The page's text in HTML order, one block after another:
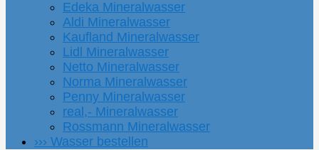
Edeka Mineralwasser
Aldi Mineralwasser
Kaufland Mineralwasser
Lidl Mineralwasser
Netto Mineralwasser
Norma Mineralwasser
Penny Mineralwasser
real,- Mineralwasser
Rossmann Mineralwasser
››› Wasser bestellen